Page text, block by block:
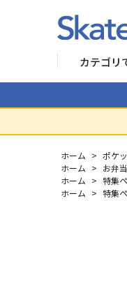
カテゴリ
ホーム > ポケ
ホーム > お弁
ホーム > 特集
ホーム > 特集